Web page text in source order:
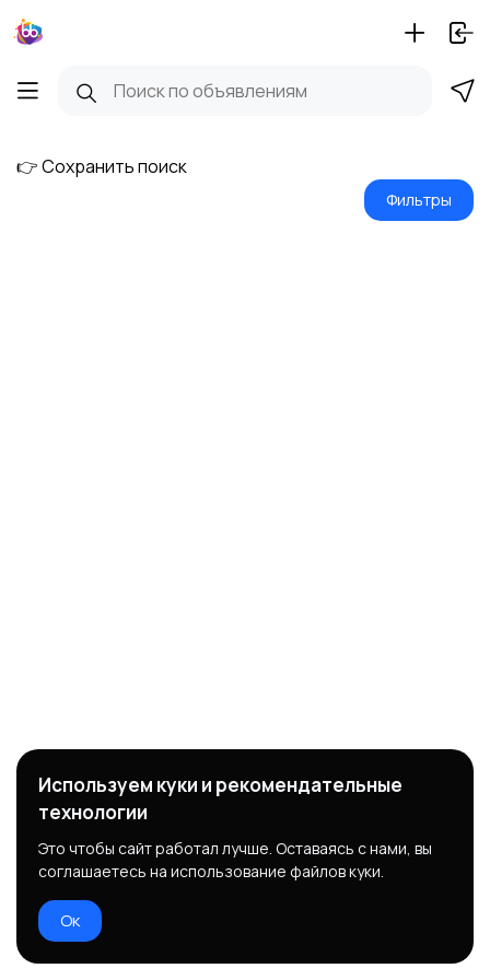
👉 Сохранить поиск
Фильтры
Используем куки и рекомендательные
технологии
Это чтобы сайт работал лучше. Оставаясь с нами, вы
соглашаетесь на использование файлов куки.
Ок